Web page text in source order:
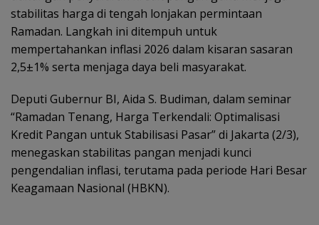
stabilitas harga di tengah lonjakan permintaan
Ramadan. Langkah ini ditempuh untuk
mempertahankan inflasi 2026 dalam kisaran sasaran
2,5±1% serta menjaga daya beli masyarakat.
Deputi Gubernur BI, Aida S. Budiman, dalam seminar
“Ramadan Tenang, Harga Terkendali: Optimalisasi
Kredit Pangan untuk Stabilisasi Pasar” di Jakarta (2/3),
menegaskan stabilitas pangan menjadi kunci
pengendalian inflasi, terutama pada periode Hari Besar
Keagamaan Nasional (HBKN).